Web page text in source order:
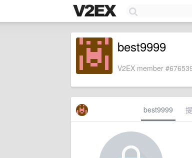
best9999
V2EX member
best9999